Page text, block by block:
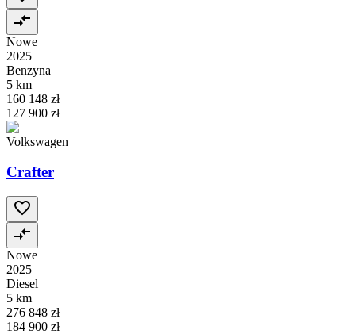
Nowe
2025
Benzyna
5 km
160 148 zł
127 900 zł
Volkswagen
Crafter
Nowe
2025
Diesel
5 km
276 848 zł
184 900 zł